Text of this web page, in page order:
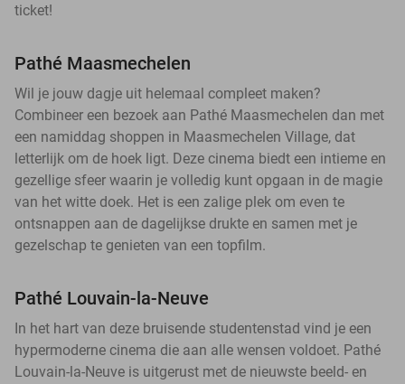
ticket!
Pathé Maasmechelen
Wil je jouw dagje uit helemaal compleet maken?
Combineer een bezoek aan Pathé Maasmechelen dan met
een namiddag shoppen in Maasmechelen Village, dat
letterlijk om de hoek ligt. Deze cinema biedt een intieme en
gezellige sfeer waarin je volledig kunt opgaan in de magie
van het witte doek. Het is een zalige plek om even te
ontsnappen aan de dagelijkse drukte en samen met je
gezelschap te genieten van een topfilm.
Pathé Louvain-la-Neuve
In het hart van deze bruisende studentenstad vind je een
hypermoderne cinema die aan alle wensen voldoet. Pathé
Louvain-la-Neuve is uitgerust met de nieuwste beeld- en